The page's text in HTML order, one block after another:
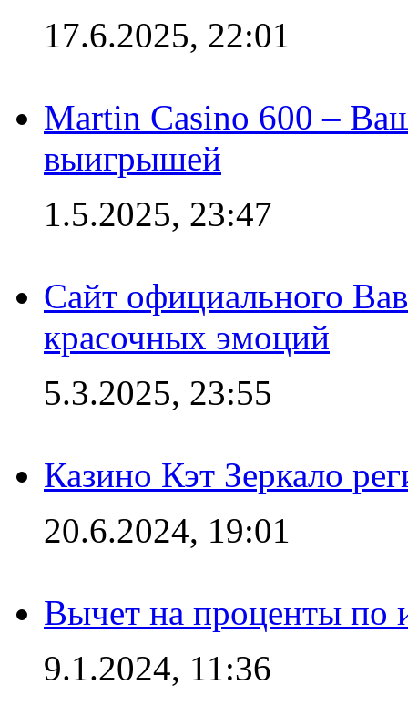
17.6.2025, 22:01
Martin Casino 600 –
выигрышей
1.5.2025, 23:47
Сайт официального
красочных эмоций
5.3.2025, 23:55
Казино Кэт Зеркало
20.6.2024, 19:01
Вычет на проценты по
9.1.2024, 11:36